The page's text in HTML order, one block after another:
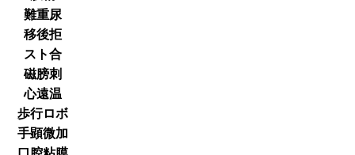
難重尿
移後拒
スト合
磁膀刺
心遠温
歩行ロボ
手顕微加